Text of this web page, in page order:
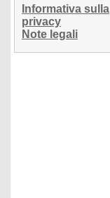
Informativa sulla
privacy
Note legali